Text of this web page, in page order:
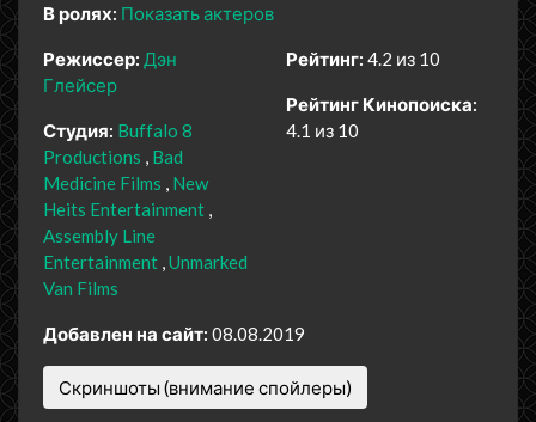
В ролях: Показать актеров
Режиссер: Дэн
Глейсер
Студия: Buffalo 8
Productions
Bad
Medicine Films
New
Heits Entertainment
Assembly Line
Entertainment Unmarked
Van Films
Рейтинг: 4.2 из 10
Рейтинг Кинопоиска:
4.1 из 10
Добавлен на сайт: 08.08.2019
Скриншоты (внимание спойлеры)